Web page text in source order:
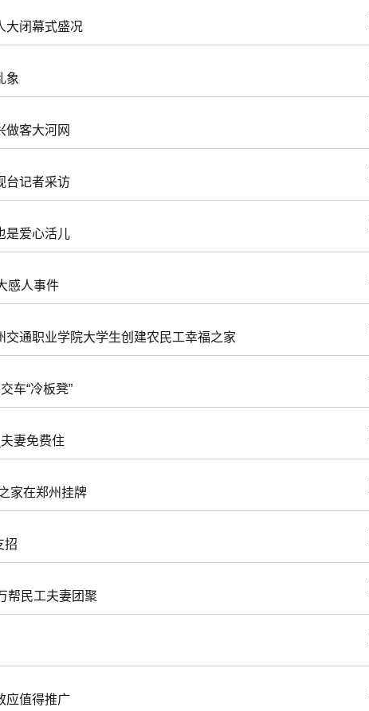
大闭幕式盛况
象
做客大河网
台记者采访
是爱心活儿
感人事件
交通职业学院大学生创建农民工幸福之家
车“冷板凳”
妻免费住
家在郑州挂牌
招
帮民工夫妻团聚
应值得推广